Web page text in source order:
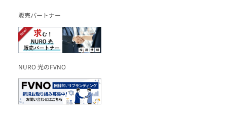
販売パートナー
NURO 光のFVNO